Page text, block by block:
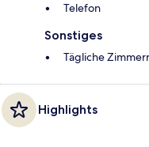
Telefon
Sonstiges
Tägliche
Highlights